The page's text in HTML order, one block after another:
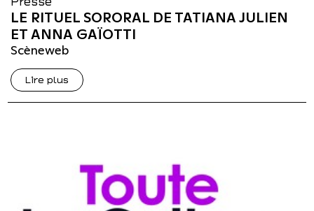
LE RITUEL SORORAL DE TATIANA JULIEN
ET ANNA GAÏOTTI
Scèneweb
Lire plus